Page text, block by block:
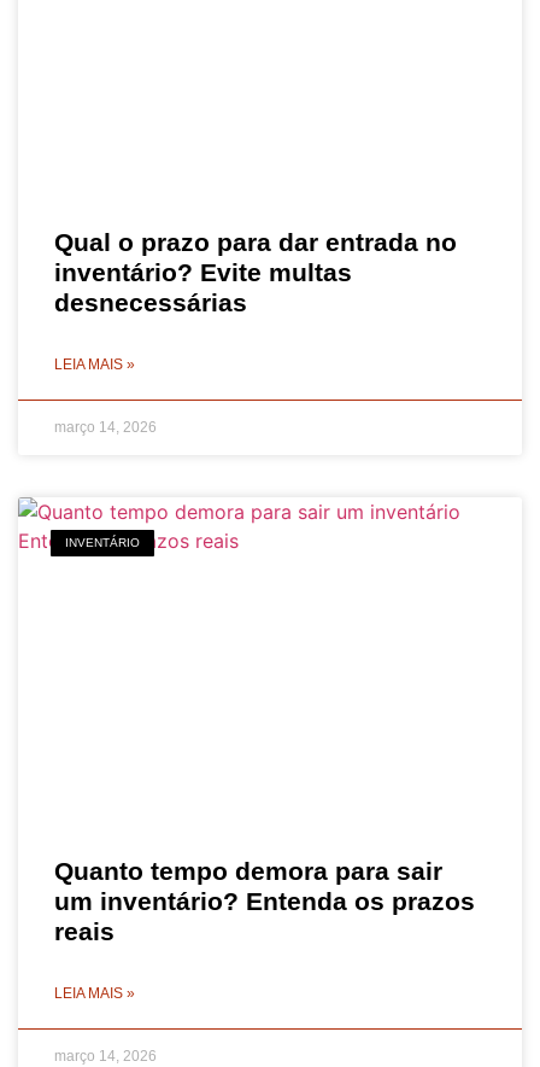
Qual o prazo para dar entrada no
inventário? Evite multas
desnecessárias
LEIA MAIS »
março 14, 2026
INVENTÁRIO
Quanto tempo demora para sair
um inventário? Entenda os prazos
reais
LEIA MAIS »
março 14, 2026